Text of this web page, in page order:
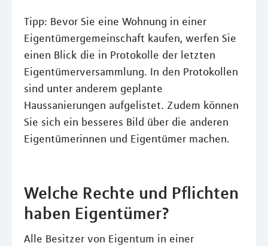
Tipp: Bevor Sie eine Wohnung in einer
Eigentümergemeinschaft kaufen, werfen Sie
einen Blick die in Protokolle der letzten
Eigentümerversammlung. In den Protokollen
sind unter anderem geplante
Haussanierungen aufgelistet. Zudem können
Sie sich ein besseres Bild über die anderen
Eigentümerinnen und Eigentümer machen.
Welche Rechte und Pflichten
haben Eigentümer?
Alle Besitzer von Eigentum in einer